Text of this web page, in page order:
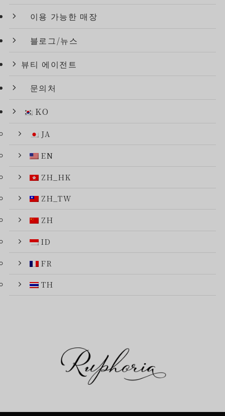
이용 가능한 매장
블로그/뉴스
뷰티 에이전트
문의처
KO
JA
EN
ZH_HK
ZH_TW
ZH
ID
FR
TH